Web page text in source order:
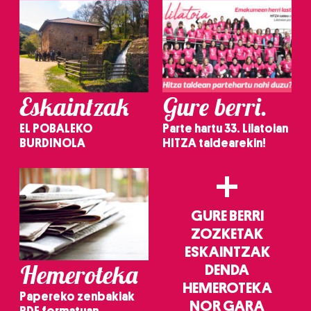
Eskaintzak
EL POBALEKO
BURDINOLA
Gure berri.
Parte hartu 33. Lilatoian
HITZA taldearekin!
Hemeroteka
Papereko zenbakiak
+
GURE BERRI
ZOZKETAK
ESKAINTZAK
DENDA
HEMEROTEKA
NOR GARA